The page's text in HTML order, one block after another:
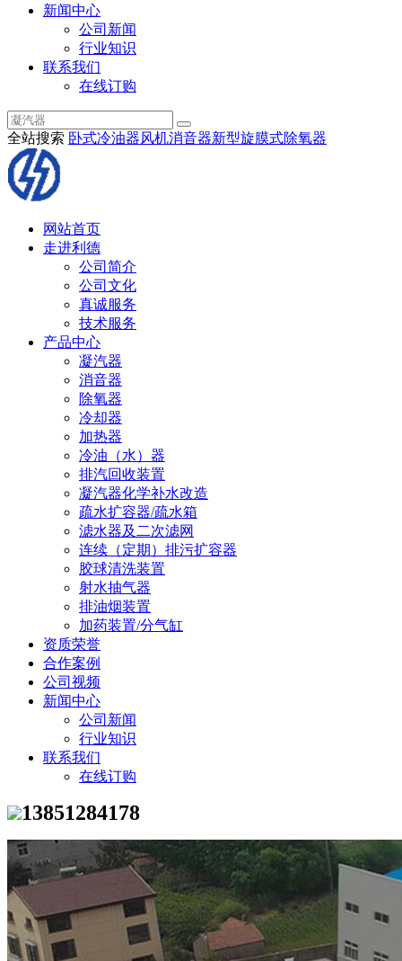
新闻中心
公司新闻
行业知识
联系我们
在线订购
全站搜索 卧式冷油器风机消音器新型旋膜式除氧器
网站首页
走进利德
公司简介
公司文化
真诚服务
技术服务
产品中心
凝汽器
消音器
除氧器
冷却器
加热器
冷油（水）器
排汽回收装置
凝汽器化学补水改造
疏水扩容器/疏水箱
滤水器及二次滤网
连续（定期）排污扩容器
胶球清洗装置
射水抽气器
排油烟装置
加药装置/分气缸
资质荣誉
合作案例
公司视频
新闻中心
公司新闻
行业知识
联系我们
在线订购
13851284178